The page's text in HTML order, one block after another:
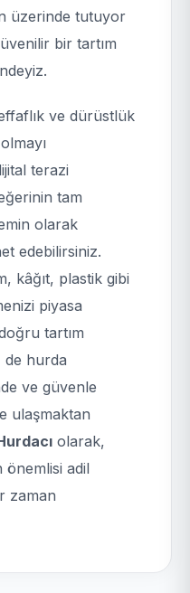
üzerinde tutuyor
bir tartım
ve dürüstlük
terazi
tam
emin olarak
edebilirsiniz.
kâğıt, plastik gibi
piyasa
tartım
de hurda
ve güvenle
ulaşmaktan
olarak,
önemlisi adil
zaman